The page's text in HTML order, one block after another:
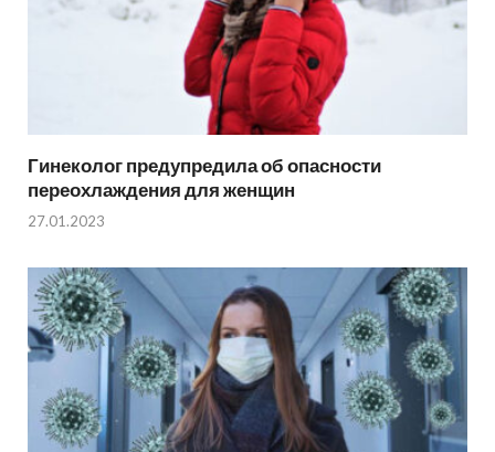
Гинеколог предупредила об опасности
переохлаждения для женщин
27.01.2023